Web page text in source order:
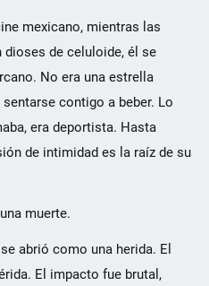
mexicano, mientras las
dioses de celuloide, él se
No era una estrella
contigo a beber. Lo
era deportista. Hasta
de intimidad es la raíz de su
muerte.
abrió como una herida. El
El impacto fue brutal,